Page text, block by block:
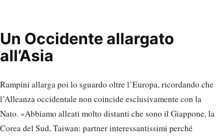
Un Occidente allargato
all’Asia
Rampini allarga poi lo sguardo oltre l’Europa, ricordando che
l’Alleanza occidentale non coincide esclusivamente con la
Nato. «Abbiamo alleati molto distanti che sono il Giappone, la
Corea del Sud, Taiwan: partner interessantissimi perché